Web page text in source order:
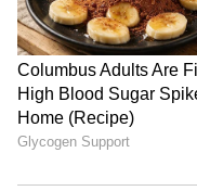
కూడా సపోర్ట్
ఉన్న చనువుతో
చెప్పారట.
చాలా సార్లు మెగాస్టార్‌
కిరణ్‌ అక్క శ్రీదేవి.
తప్పించేందుకు